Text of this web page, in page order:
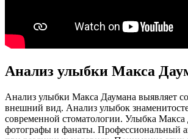
Анализ улыбки Макса
Анализ улыбки Макса Даумана выявляет
внешний вид. Анализ улыбок
современной стоматологии. Улыбка
фотографы и фанаты. Профессиональный